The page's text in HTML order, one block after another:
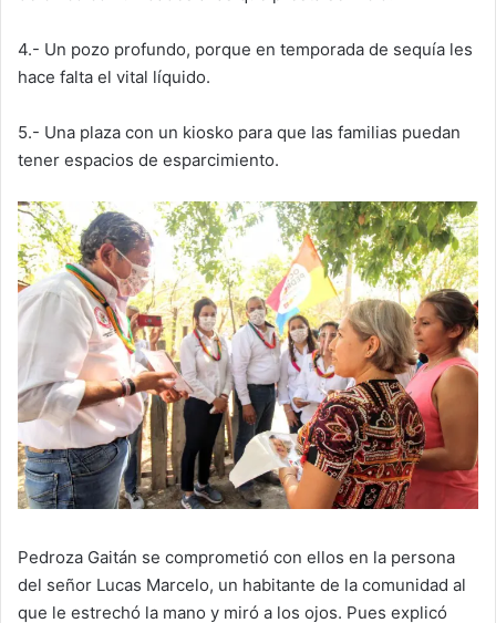
4.- Un pozo profundo, porque en temporada de sequía les
hace falta el vital líquido.
5.- Una plaza con un kiosko para que las familias puedan
tener espacios de esparcimiento.
Pedroza Gaitán se comprometió con ellos en la persona
del señor Lucas Marcelo, un habitante de la comunidad al
que le estrechó la mano y miró a los ojos. Pues explicó